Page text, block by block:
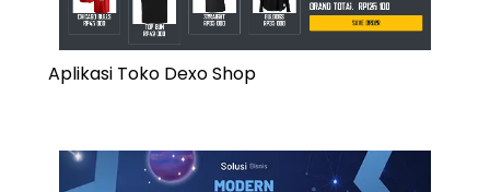
Aplikasi Toko Dexo Shop